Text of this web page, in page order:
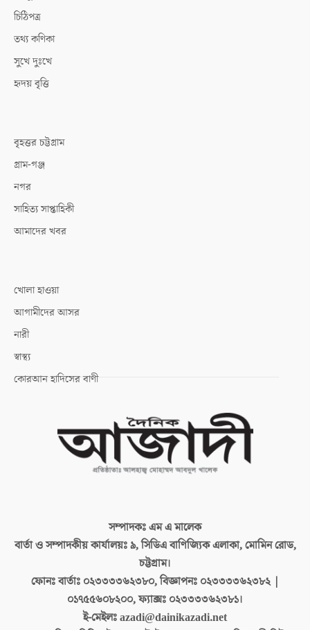
চিঠিপত্র
তথ্য কণিকা
সুখে দুঃখে
হৃদয় বৃত্তি
বৃহত্তর চট্টগ্রাম
গ্রাম-গঞ্জ
নগর
সাহিত্য সাপ্তাহিকী
আমাদের খবর
খোলা হাওয়া
আগামীদের আসর
নারী
স্বাস্থ্য
কোরআন হাদিসের বাণী
সম্পাদকঃএম এ মালেক
বার্তা ও সম্পাদকীয় কার্যালয়ঃ৯, সিডিএ বাণিজ্যিক এলাকা, মোমিন রোড,
চট্টগ্রাম।
ফোনঃ বার্তাঃ ০২৩৩৩৩৬২৩৮০, বিজ্ঞাপনঃ ০২৩৩৩৩৬২৩৮২ |
০১৭৫৫৬০৮২০০, ফ্যাক্সঃ ০২৩৩৩৩৬২৩৮১।
ই-মেইলঃazadi@dainikazadi.net